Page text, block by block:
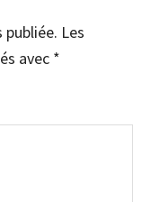
publiée. Les
avec *